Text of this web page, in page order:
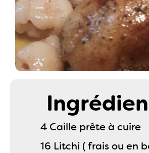
4 Caille prête à cuire
16 Litchi ( frais ou en